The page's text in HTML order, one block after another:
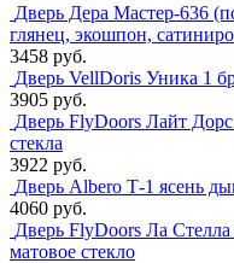
Дверь Дера Мастер-636
глянец, экошпон,
3458 руб.
Дверь VellDoris Уника 1
3905 руб.
Дверь FlyDoors Лайт
стекла
3922 руб.
Дверь Albero Т-1 ясень
4060 руб.
Дверь FlyDoors Ла
матовое стекло